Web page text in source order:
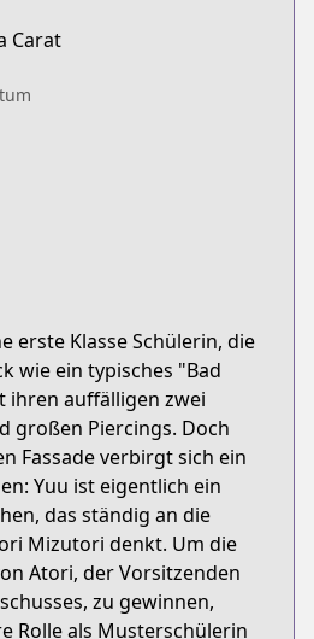
Carat
erste Klasse Schülerin, die
wie ein typisches "Bad
ihren auffälligen zwei
großen Piercings. Doch
Fassade verbirgt sich ein
Yuu ist eigentlich ein
das ständig an die
Mizutori denkt. Um die
Atori, der Vorsitzenden
zu gewinnen,
Rolle als Musterschülerin